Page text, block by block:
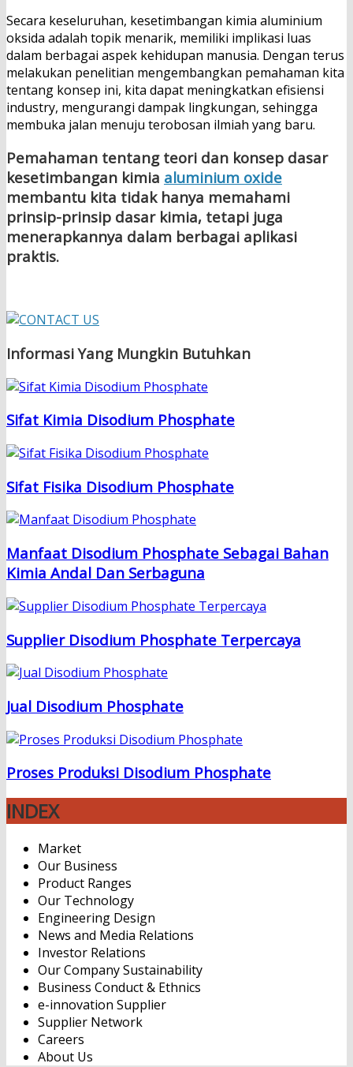
Secara keseluruhan, kesetimbangan kimia aluminium
oksida adalah topik menarik, memiliki implikasi luas
dalam berbagai aspek kehidupan manusia. Dengan terus
melakukan penelitian mengembangkan pemahaman kita
tentang konsep ini, kita dapat meningkatkan efisiensi
industry, mengurangi dampak lingkungan, sehingga
membuka jalan menuju terobosan ilmiah yang baru.
Pemahaman tentang teori dan konsep dasar
kesetimbangan kimia aluminium oxide
membantu kita tidak hanya memahami
prinsip-prinsip dasar kimia, tetapi juga
menerapkannya dalam berbagai aplikasi
praktis.
Informasi Yang Mungkin Butuhkan
Sifat Kimia Disodium Phosphate
Sifat Fisika Disodium Phosphate
Manfaat Disodium Phosphate Sebagai Bahan
Kimia Andal Dan Serbaguna
Supplier Disodium Phosphate Terpercaya
Jual Disodium Phosphate
Proses Produksi Disodium Phosphate
INDEX
Market
Our Business
Product Ranges
Our Technology
Engineering Design
News and Media Relations
Investor Relations
Our Company Sustainability
Business Conduct & Ethnics
e-innovation Supplier
Supplier Network
Careers
About Us